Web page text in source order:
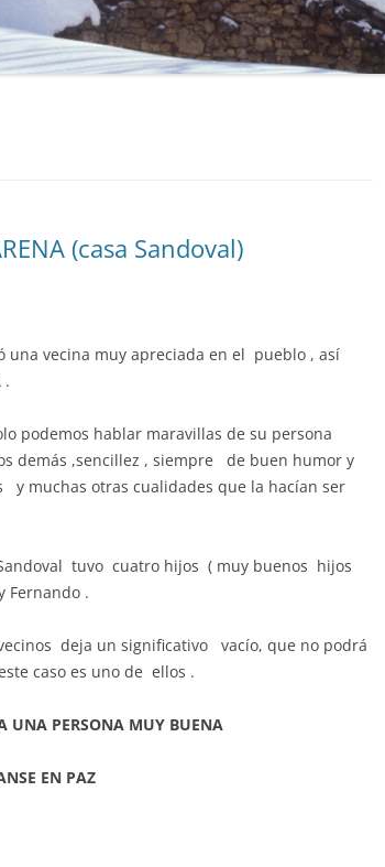
(casa Sandoval)
vecina muy apreciada en el pueblo , así
.
podemos hablar maravillas de su persona
demás ,sencillez , siempre de buen humor y
y muchas otras cualidades que la hacían ser
tuvo cuatro hijos ( muy buenos hijos
Fernando .
deja un significativo vacío, que no podrá
caso es uno de ellos .
UNA PERSONA MUY BUENA
EN PAZ